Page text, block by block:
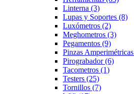
Linterna (3)
Lupas y Soportes (8)
Luxómetros (2)
Meghometros (3)
Pegamentos (9)
Pinzas Amperimétricas
Pirograbador(6)
Tacometros (1)
Testers (25)
Tornillos (7)